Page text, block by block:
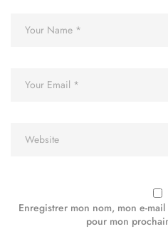
Enregistrer mon nom, mon e-
pour mon